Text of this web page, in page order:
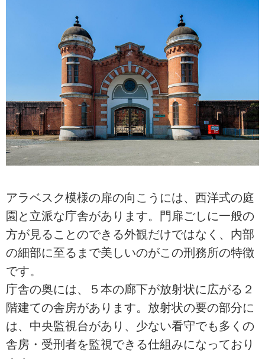
アラベスク模様の扉の向こうには、西洋式の庭
園と立派な庁舎があります。門扉ごしに一般の
方が見ることのできる外観だけではなく、内部
の細部に至るまで美しいのがこの刑務所の特徴
です。
庁舎の奥には、５本の廊下が放射状に広がる２
階建ての舎房があります。放射状の要の部分に
は、中央監視台があり、少ない看守でも多くの
舎房・受刑者を監視できる仕組みになっており